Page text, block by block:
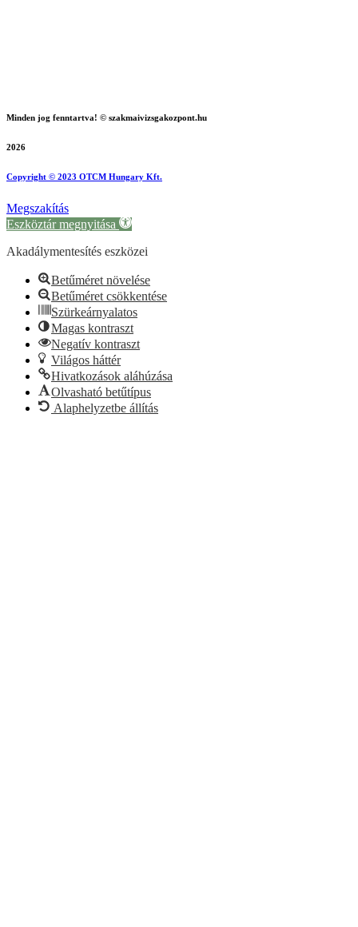
Minden jog fenntartva! © szakmaivizsgakozpont.hu
2026
Copyright © 2023 OTCM Hungary Kft.
Megszakítás
Eszköztár megnyitása
Akadálymentesítés eszközei
Betűméret növelése
Betűméret csökkentése
Szürkeárnyalatos
Magas kontraszt
Negatív kontraszt
Világos háttér
Hivatkozások aláhúzása
Olvasható betűtípus
Alaphelyzetbe állítás